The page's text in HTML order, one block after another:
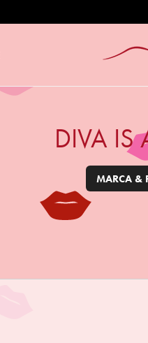
DIVA IS
MARCA &